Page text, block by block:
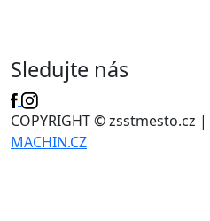
Sledujte nás
COPYRIGHT © zsstmesto.cz |
MACHIN.CZ